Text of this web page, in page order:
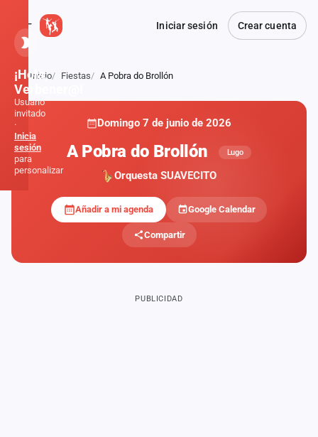
Iniciar sesión Crear cuenta
Atrás
Inicio Fiestas A Pobra do Brollón
Domingo 7 de junio de 2026
A Pobra do Brollón Lugo
Orquesta SUAVECITO
Añadir a mi agenda Google Calendar
Compartir
PUBLICIDAD
¡Hola,
Verbener@!
Usuario
invitado
·
Inicia
sesión
para
personalizar